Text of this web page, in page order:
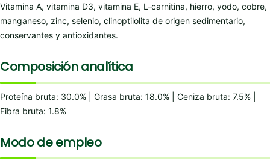
Vitamina A, vitamina D3, vitamina E, L-carnitina, hierro, yodo, cobre,
manganeso, zinc, selenio, clinoptilolita de origen sedimentario,
conservantes y antioxidantes.
Composición analítica
Proteína bruta: 30.0% | Grasa bruta: 18.0% | Ceniza bruta: 7.5% |
Fibra bruta: 1.8%
Modo de empleo